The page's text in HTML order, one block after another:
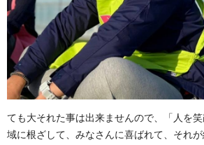
ても大それた事は出来ませんので、「人を
域に根ざして、みなさんに喜ばれて、それ